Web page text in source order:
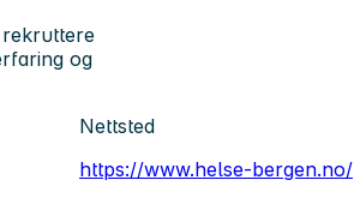
og
Nettsted
https://www.helse-bergen.no/